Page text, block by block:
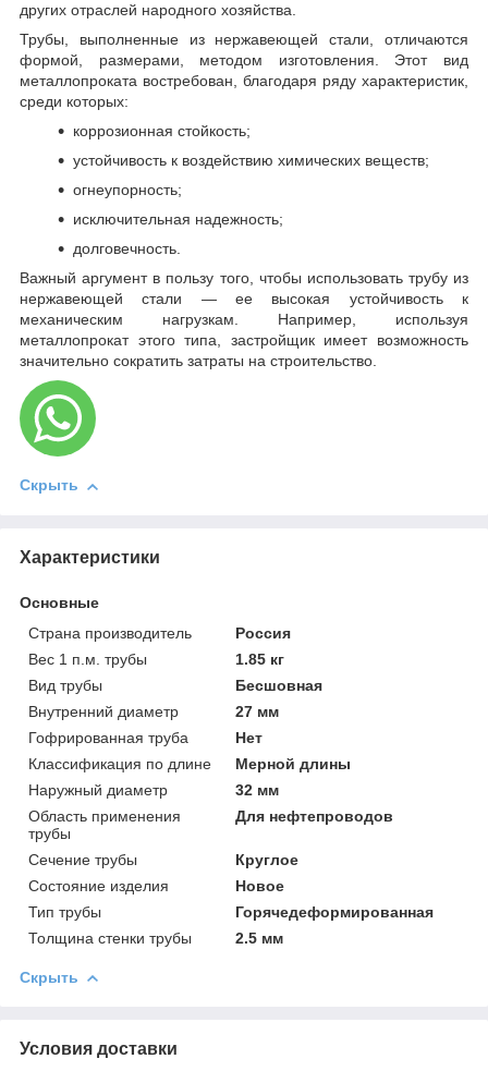
других отраслей народного хозяйства.
Трубы, выполненные из нержавеющей стали, отличаются
формой, размерами, методом изготовления. Этот вид
металлопроката востребован, благодаря ряду характеристик,
среди которых:
коррозионная стойкость;
устойчивость к воздействию химических веществ;
огнеупорность;
исключительная надежность;
долговечность.
Важный аргумент в пользу того, чтобы использовать трубу из
нержавеющей стали — ее высокая устойчивость к
механическим нагрузкам. Например, используя
металлопрокат этого типа, застройщик имеет возможность
значительно сократить затраты на строительство.
Скрыть
Характеристики
Основные
Страна производитель
Россия
Вес 1 п.м. трубы
1.85 кг
Вид трубы
Бесшовная
Внутренний диаметр
27 мм
Гофрированная труба
Нет
Классификация по длине
Мерной длины
Наружный диаметр
32 мм
Область применения
трубы
Для нефтепроводов
Сечение трубы
Круглое
Состояние изделия
Новое
Тип трубы
Горячедеформированная
Толщина стенки трубы
2.5 мм
Скрыть
Условия доставки